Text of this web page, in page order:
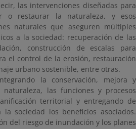
las intervenciones diseñadas para
o restaurar la naturaleza, y esos
naturales que aseguren múltiples
a la sociedad: recuperación de las
construcción de escalas para
el control de la erosión, restauración
urbano sostenible, entre otras.
la conservación, mejora y
las funciones y procesos
territorial y entregando de
sociedad los beneficios asociados.
del riesgo de inundación y los planes